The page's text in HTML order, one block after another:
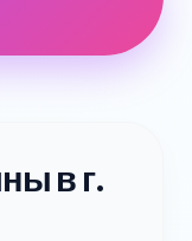
в г.